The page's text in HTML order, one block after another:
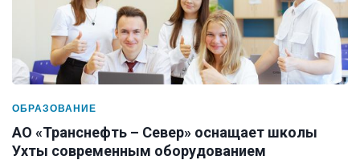
ОБРАЗОВАНИЕ
АО «Транснефть – Север» оснащает школы
Ухты современным оборудованием